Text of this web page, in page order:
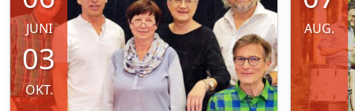
JUNI
03
OKT.
AUG.